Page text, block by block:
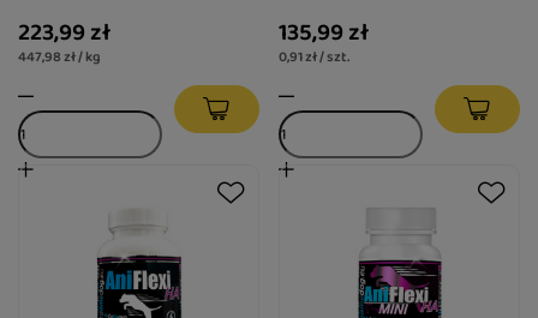
223,99 zł
447,98 zł / kg
tabletek
135,99 zł
0,91 zł / szt.